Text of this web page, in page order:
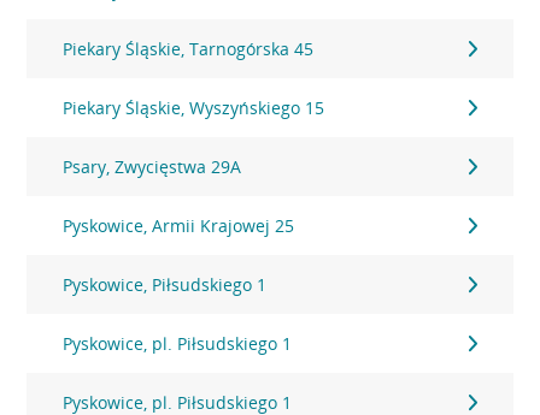
Piekary Śląskie, Tarnogórska 45
Piekary Śląskie, Wyszyńskiego 15
Psary, Zwycięstwa 29A
Pyskowice, Armii Krajowej 25
Pyskowice, Piłsudskiego 1
Pyskowice, pl. Piłsudskiego 1
Pyskowice, pl. Piłsudskiego 1